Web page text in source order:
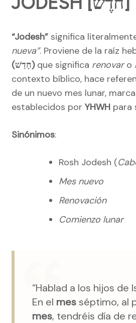
“Jodesh” significa
nueva”. Proviene de la raíz
(חָדַשׁ)que significa renovaro
contexto bíblico, hace
de un nuevo mes lunar,
establecidos por YHWH para
Sinónimos:
Rosh Jodesh (
Mes nuevo
Renovación
Comienzo lunar
“Hablad a los hijos de
En el messéptimo, al
mes, tendréis día de